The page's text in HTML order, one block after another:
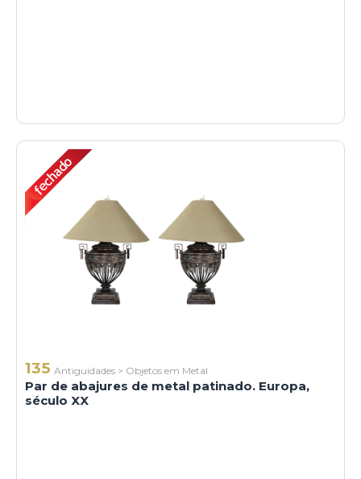
135 Antiguidades > Objetos em Metal
Par de abajures de metal patinado. Europa,
século XX